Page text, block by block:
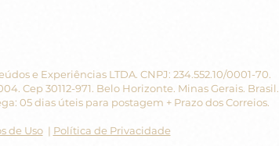
e Experiências LTDA. CNPJ: 234.552.10/0001-70.
Cep 30112-971. Belo Horizonte. Minas Gerais. Brasil.
05 dias úteis para postagem + Prazo dos Correios.
de Uso| Política de Privacidade